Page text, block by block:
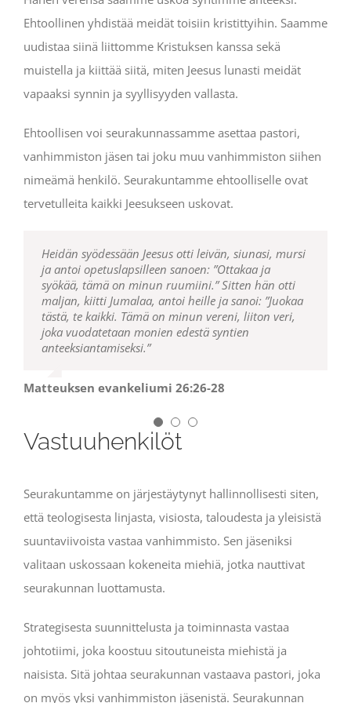
Jeremia 31:31-34
Ehtoollinen yhdistää meidät toisiin kristittyihin. Saamme
uudistaa siinä liittomme Kristuksen kanssa sekä
muistella ja kiittää siitä, miten Jeesus lunasti meidät
vapaaksi synnin ja syyllisyyden vallasta.
Ehtoollisen voi seurakunnassamme asettaa pastori,
vanhimmiston jäsen tai joku muu vanhimmiston siihen
nimeämä henkilö. Seurakuntamme ehtoolliselle ovat
tervetulleita kaikki Jeesukseen uskovat.
Heidän syödessään Jeesus otti leivän, siunasi, mursi
ja antoi opetuslapsilleen sanoen: ”Ottakaa ja
syökää, tämä on minun ruumiini.”Sitten hän otti
maljan, kiitti Jumalaa, antoi heille ja sanoi: ”Juokaa
tästä, te kaikki. Tämä on minun vereni, liiton veri,
joka vuodatetaan monien edestä syntien
anteeksiantamiseksi.”
Matteuksen evankeliumi 26:26-28
Olen saanut Herralta sen, minkä olen myös
ilmoittanut teille: Herra Jeesus sinä yönä, jona hänet
kavallettiin, otti leivän,kiitti Jumalaa, mursi leivän
ja sanoi:”Tämä on minun ruumiini, joka
annetaan teidän puolestanne. Tehkää tämä minun
muistokseni.”Samoin hän otti aterian jälkeen
maljan ja sanoi:”Tämä malja on uusi liitto minun
minun muistokseni.”
leipää ja juotte tästä maljasta, te julistatte Herran
Paavalin 1. kirje korintolaisille 11:23-26
Eikö siunauksen malja, jonka me siunaamme, ole
osallisuus Kristuksen vereen? Eikö leipä, jonka me
murramme, ole osallisuus Kristuksen
ruumiiseen?Koska leipä on yksi, niin me monet
olemme yksi ruumis, sillä me kaikki olemme osallisia
tuosta yhdestä leivästä.
Vastuuhenkilöt
Seurakuntamme on järjestäytynyt hallinnollisesti siten,
että teologisesta linjasta, visiosta, taloudesta ja yleisistä
suuntaviivoista vastaa vanhimmisto. Sen jäseniksi
valitaan uskossaan kokeneita miehiä, jotka nauttivat
seurakunnan luottamusta.
Strategisesta suunnittelusta ja toiminnasta vastaa
johtotiimi, joka koostuu sitoutuneista miehistä ja
naisista. Sitä johtaa seurakunnan vastaava pastori, joka
on myös yksi vanhimmiston jäsenistä. Seurakunnan